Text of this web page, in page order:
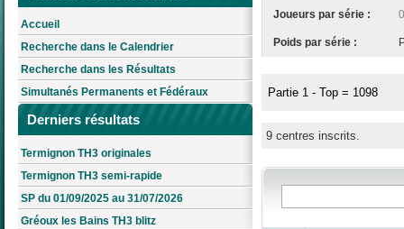
Accueil
Recherche dans le Calendrier
Recherche dans les Résultats
Simultanés Permanents et Fédéraux
Derniers résultats
Termignon TH3 originales
Termignon TH3 semi-rapide
SP du 01/09/2025 au 31/07/2026
Gréoux les Bains TH3 blitz
Joueurs par série :
Poids par série :
Partie 1 - Top = 1098
9 centres inscrits.